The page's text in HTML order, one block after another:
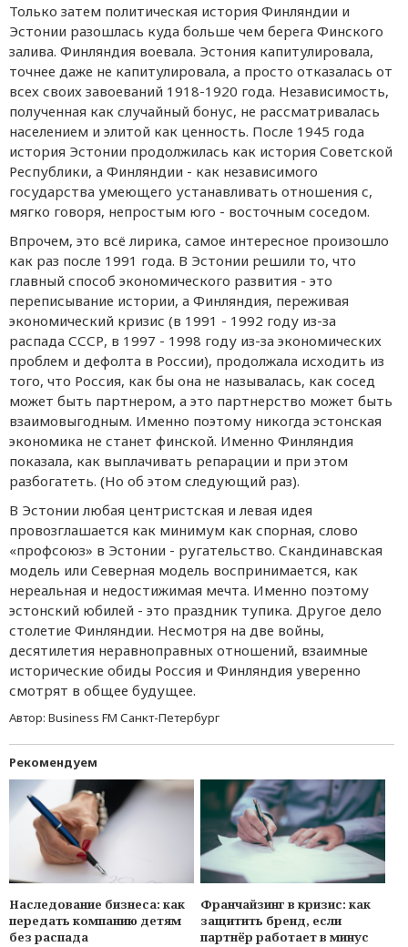
Только затем политическая история Финляндии и
Эстонии разошлась куда больше чем берега Финского
залива. Финляндия воевала. Эстония капитулировала,
точнее даже не капитулировала, а просто отказалась от
всех своих завоеваний 1918-1920 года. Независимость,
полученная как случайный бонус, не рассматривалась
населением и элитой как ценность. После 1945 года
история Эстонии продолжилась как история Советской
Республики, а Финляндии - как независимого
государства умеющего устанавливать отношения с,
мягко говоря, непростым юго - восточным соседом.
Впрочем, это всё лирика, самое интересное произошло
как раз после 1991 года. В Эстонии решили то, что
главный способ экономического развития - это
переписывание истории, а Финляндия, переживая
экономический кризис (в 1991 - 1992 году из-за
распада СССР, в 1997 - 1998 году из-за экономических
проблем и дефолта в России), продолжала исходить из
того, что Россия, как бы она не называлась, как сосед
может быть партнером, а это партнерство может быть
взаимовыгодным. Именно поэтому никогда эстонская
экономика не станет финской. Именно Финляндия
показала, как выплачивать репарации и при этом
разбогатеть. (Но об этом следующий раз).
В Эстонии любая центристская и левая идея
провозглашается как минимум как спорная, слово
«профсоюз» в Эстонии - ругательство. Скандинавская
модель или Северная модель воспринимается, как
нереальная и недостижимая мечта. Именно поэтому
эстонский юбилей - это праздник тупика. Другое дело
столетие Финляндии. Несмотря на две войны,
десятилетия неравноправных отношений, взаимные
исторические обиды Россия и Финляндия уверенно
смотрят в общее будущее.
Автор: Business FM Санкт-Петербург
Рекомендуем
Наследование бизнеса: как
передать компанию детям
без распада
Франчайзинг в кризис: как
защитить бренд, если
партнёр работает в минуc